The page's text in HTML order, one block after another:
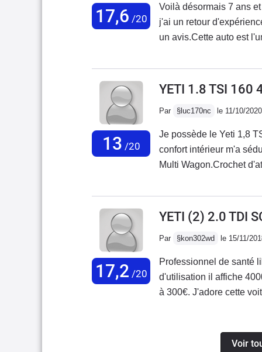
payer le prix fort en
son ces voitures
17,6 /20
Voilà désormais 7 ans
j'ai un retour
un avis.Cette auto est
raison pour laquelle il
tord!!!!Non seulement il
gabarit contenu
grâce au système
monospace.La
la boite 5 rapports est
ne pas jouer du levier
c'est une voiture "facile"
(même en 2RM) de
13 /20
YETI 1.8 TSI 160
Par §luc170nc le 11/10/2020
Je possède le Yeti 1,8
confort intérieur m'a
Multi Wagon.Crochet
avec son moteur. A
du moteur. On aurait du
bidon de 5L tous les
TSI de 2011 à 2013.
les autres pièces
17,2 /20
YETI (2) 2.0 TDI
Par §kon302wd le 15/11/
Professionnel de santé
d'utilisation il affiche
à 300€. J'adore cette
de très bonnes
Voir